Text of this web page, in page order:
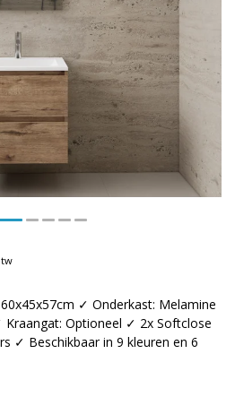
✓ Onderkast: Melamine
Optioneel ✓ 2x Softclose
✓ Beschikbaar in 9 kleuren en 6